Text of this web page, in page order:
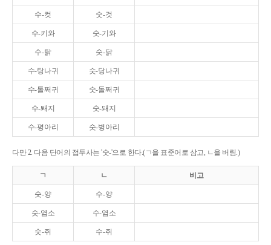
수-컷 숫-것
수-키와 숫-기와
수-탉 숫-닭
수-탕나귀 숫-당나귀
수-톨쩌귀 숫-돌쩌귀
수-퇘지 숫-돼지
수-평아리 숫-병아리
다만 2. 다음 단어의 접두사는 '숫-'으로 한다.(ㄱ을 표준어로 삼고, ㄴ을 버림.)
ㄱ ㄴ 비고
숫-양 수-양
숫-염소 수-염소
숫-쥐 수-쥐